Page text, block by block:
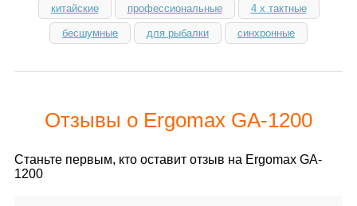
китайские профессиональные 4 х тактные
бесшумные для рыбалки синхронные
Отзывы о Ergomax GA-1200
Станьте первым, кто оставит отзыв на Ergomax GA-
1200